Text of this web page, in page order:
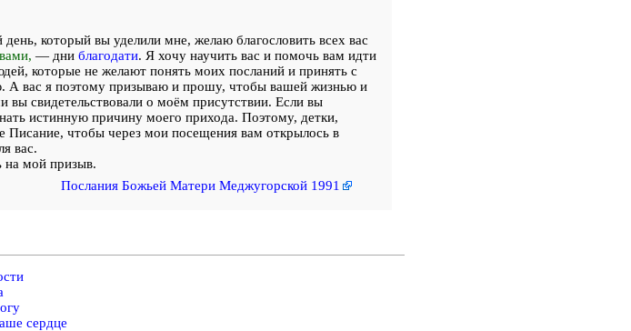
день, который вы уделили мне, желаю благословить всех вас
— дни благодати. Я хочу научить вас и помочь вам идти
которые не желают понять моих посланий и принять с
А вас я поэтому призываю и прошу, чтобы вашей жизнью и
свидетельствовали о моём присутствии. Если вы
истинную причину моего прихода. Поэтому, детки,
Писание, чтобы через мои посещения вам открылось в
вас.
на мой призыв.
Послания Божьей Матери Меджугорской 1991
сердце